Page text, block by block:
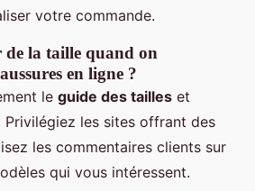
votre commande.
de la taille quand on
en ligne ?
le guide des tailles et
Privilégiez les sites offrant des
les commentaires clients sur
qui vous intéressent.